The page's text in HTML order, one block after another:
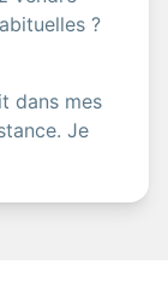
?
dans mes
Je